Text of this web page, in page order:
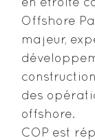
en étroite
Offshore
majeur,
des
offshore.
COP est